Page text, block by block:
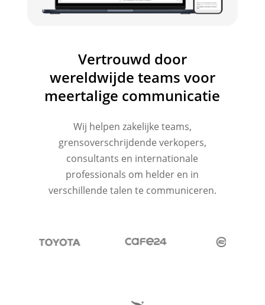
Vertrouwd door
wereldwijde teams voor
meertalige communicatie
Wij helpen zakelijke teams,
grensoverschrijdende verkopers,
consultants en internationale
professionals om helder en in
verschillende talen te communiceren.